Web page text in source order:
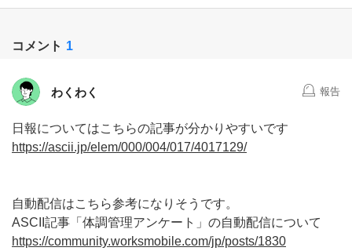
コメント 1
わくわく 報告
日報についてはこちらの記事が分かりやすいです
https://ascii.jp/elem/000/004/017/4017129/
自動配信はこちら参考になりそうです。
ASCII記事「体調管理アンケート」の自動配信について
https://community.worksmobile.com/jp/posts/1830